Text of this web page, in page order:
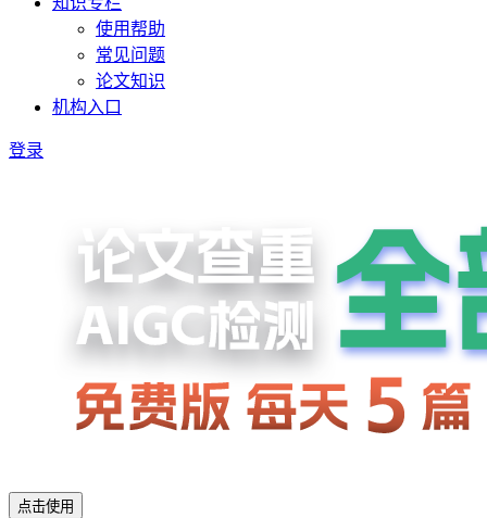
使用帮助
常见问题
论文知识
机构入口
登录
点击使用